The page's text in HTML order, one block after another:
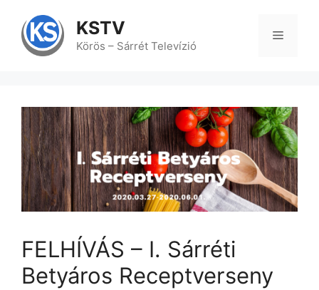
tartalomba
KSTV
Körös – Sárrét Televízió
Menü
FELHÍVÁS – I. Sárréti
Betyáros Receptverseny